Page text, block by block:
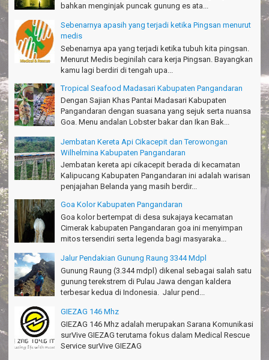
TRIms surVive GIEZAG telah menemani kami ke Gn.Semeru.
Salam lestari!
Tapak Adventure Club - Bandung Barat
Thanks!
Michael - Sydney
Thanks Bodyrafting Green canyon, extreme, enjoy dan seru
Santoso - Kudus
Seru banget Pantai Batukaras!
Sudrajat - Kuningan
エキサイティングなツアー。ありがとう Arief Pangandaran
Nakata-Osaka Japan
Amazing palace
Hiromi - Fukusima Japan
bahkan menginjak puncak gunung es ata...
Sebenarnya apasih yang terjadi ketika Pingsan menurut
medis
Sebenarnya apa yang terjadi ketika tubuh kita pingsan.
Menurut Medis beginilah cara kerja Pingsan. Bayangkan
kamu lagi berdiri di tengah upa...
Tropical Seafood Madasari Kabupaten Pangandaran
Dengan Sajian Khas Pantai Madasari Kabupaten
Pangandaran dengan suasana yang sejuk serta nuansa
Goa. Menu andalan Lobster bakar dan Ikan Bak...
Jembatan Kereta Api Cikacepit dan Terowongan
Wilhelmina Kabupaten Pangandaran
Jembatan kereta api cikacepit berada di kecamatan
Kalipucang Kabupaten Pangandaran ini adalah warisan
penjajahan Belanda yang masih berdir...
Goa Kolor Kabupaten Pangandaran
Goa kolor bertempat di desa sukajaya kecamatan
Cimerak kabupaten Pangandaran goa ini menyimpan
mitos tersendiri serta legenda bagi masyaraka...
Jalur Pendakian Gunung Raung 3344 Mdpl
Gunung Raung (3.344 mdpl) dikenal sebagai salah satu
gunung terekstrem di Pulau Jawa dengan kaldera
terbesar kedua di Indonesia. Jalur pend...
GIEZAG 146 Mhz
GIEZAG 146 Mhz adalah merupakan Sarana Komunikasi
surVive GIEZAG terutama fokus dalam Medical Rescue
Service surVive GIEZAG